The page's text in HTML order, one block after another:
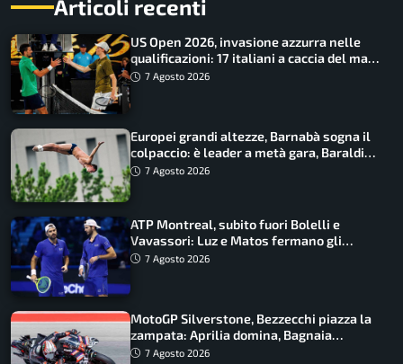
Articoli recenti
US Open 2026, invasione azzurra nelle
qualificazioni: 17 italiani a caccia del main
draw7 Agosto 2026
Europei grandi altezze, Barnabà sogna il
colpaccio: è leader a metà gara, Baraldi
ancora in corsa
7 Agosto 2026
ATP Montreal, subito fuori Bolelli e
Vavassori: Luz e Matos fermano gli
azzurri
7 Agosto 2026
MotoGP Silverstone, Bezzecchi piazza la
zampata: Aprilia domina, Bagnaia
costretto al Q1
7 Agosto 2026